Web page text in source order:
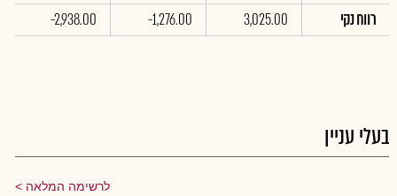
רווח נקי
3,025.00
-1,276.00
-2,938.00
בעלי עניין
לרשימה המלאה